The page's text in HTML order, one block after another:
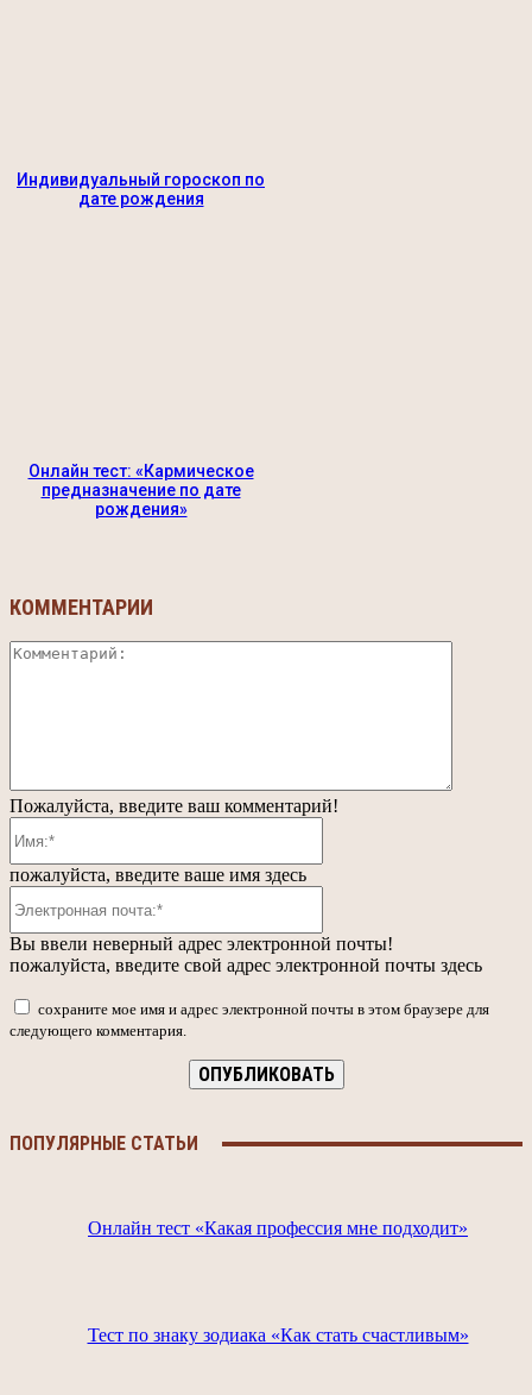
Индивидуальный гороскоп по
дате рождения
Онлайн тест: «Кармическое
предназначение по дате
рождения»
КОММЕНТАРИИ
Пожалуйста, введите ваш комментарий!
пожалуйста, введите ваше имя здесь
Вы ввели неверный адрес электронной почты!
пожалуйста, введите свой адрес электронной почты здесь
сохраните мое имя и адрес электронной почты в этом браузере для
следующего комментария.
ПОПУЛЯРНЫЕ СТАТЬИ
Онлайн тест «Какая профессия мне подходит»
Тест по знаку зодиака «Как стать счастливым»